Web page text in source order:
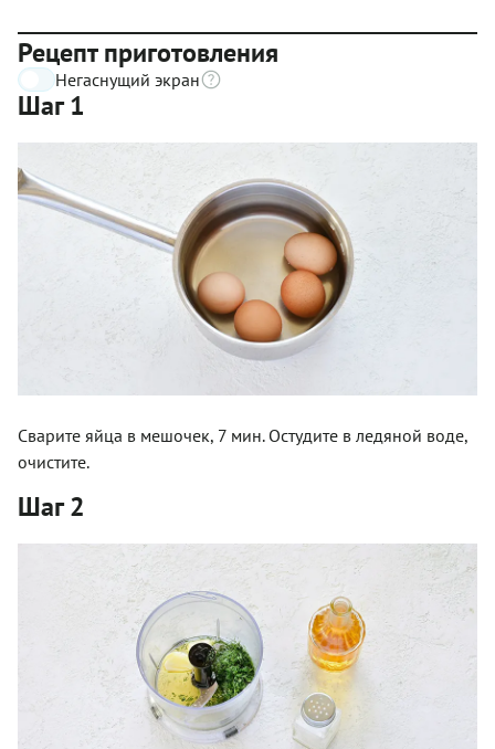
Рецепт приготовления
Негаснущий экран
Шаг 1
Сварите яйца в мешочек, 7 мин. Остудите в ледяной воде,
очистите.
Шаг 2